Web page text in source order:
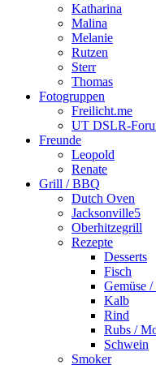
Katharina
Malina
Melanie
Rutzen
Sterr
Thomas
Fotogruppen
Freilicht.me
UT DSLR-
Freunde
Leopold
Renate
Grill / BBQ
Dutch Oven
Jacksonville5
Oberhitzegrill
Rezepte
Desserts
Fisch
Gemüse
Kalb
Rind
Rubs /
Schwein
Smoker